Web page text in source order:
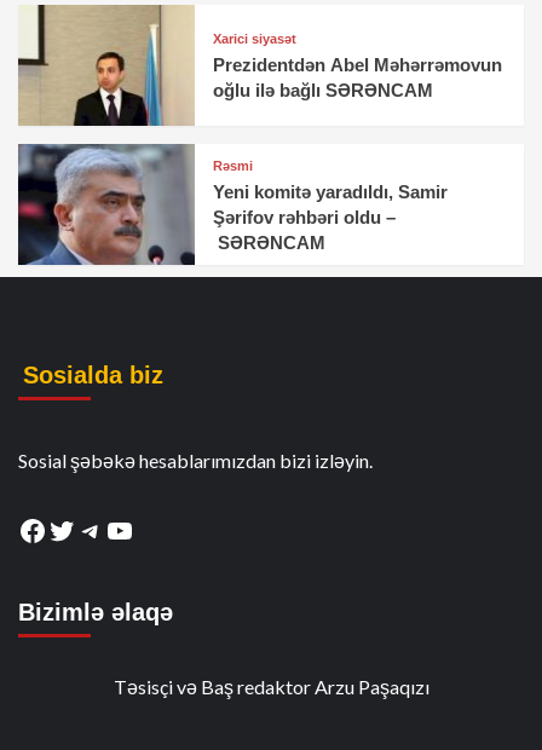
Xarici siyasət
Prezidentdən Abel Məhərrəmovun
oğlu ilə bağlı SƏRƏNCAM
Rəsmi
Yeni komitə yaradıldı, Samir
Şərifov rəhbəri oldu –
SƏRƏNCAM
Sosialda biz
Sosial şəbəkə hesablarımızdan bizi izləyin.
Facebook
Twitter
Telegram
YouTube
Bizimlə əlaqə
Təsisçi və Baş redaktor Arzu Paşaqızı